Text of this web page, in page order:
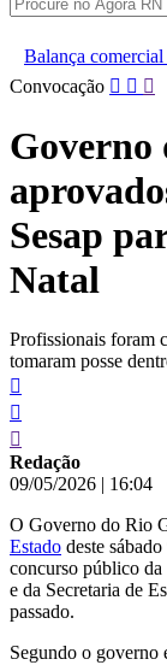
julho tem
Pular
conteúdo
Convocação
Governo
Sesap
Natal
Profissionais foram
tomaram posse
Redação
09/05/2026 | 16:04
O Governo do Rio
Estado deste
concurso público da
e da Secretaria de
passado.
Segundo o governo